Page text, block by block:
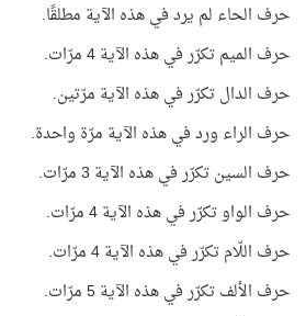
حرف الحاء لم يرد في هذه الآية مطلقًا.
حرف الميم تكرّر في هذه الآية 4 مرّات.
حرف الدال تكرّر في هذه الآية مرّتين.
حرف الراء ورد في هذه الآية مرّة واحدة.
حرف السين تكرّر في هذه الآية 3 مرّات.
حرف الواو تكرّر في هذه الآية 4 مرّات.
حرف اللّام تكرّر في هذه الآية 4 مرّات.
حرف الألف تكرّر في هذه الآية 5 مرّات.